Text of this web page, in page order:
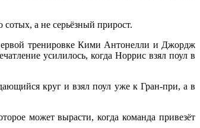
а не серьёзный прирост.
тренировке Кими Антонелли и Джордж
усилилось, когда Норрис взял поул в
круг и взял поул уже к Гран-при, а в
может вырасти, когда команда привезёт